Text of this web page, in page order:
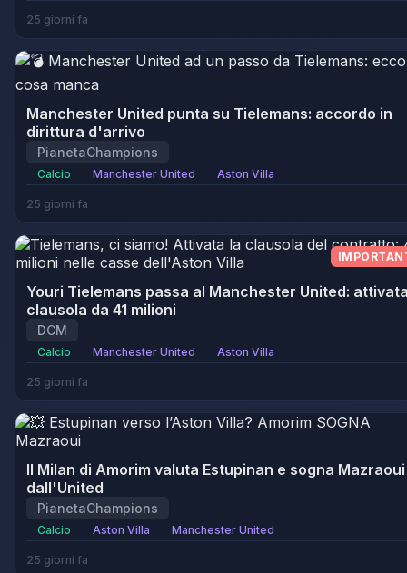
25 giorni fa
Manchester United punta su Tielemans: accordo in
dirittura d'arrivo
PianetaChampions
Calcio Manchester United Aston Villa
25 giorni fa
Youri Tielemans passa al Manchester United:
clausola da 41 milioni
DCM
Calcio Manchester United Aston Villa
25 giorni fa
Il Milan di Amorim valuta Estupinan e sogna Mazraoui
dall'United
PianetaChampions
Calcio Aston Villa Manchester United
25 giorni fa